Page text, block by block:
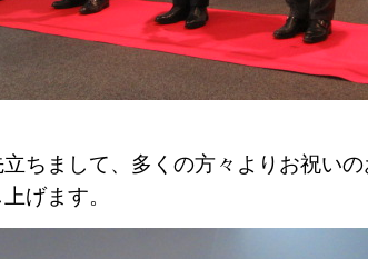
ちまして、多くの方々よりお祝いの
げます。